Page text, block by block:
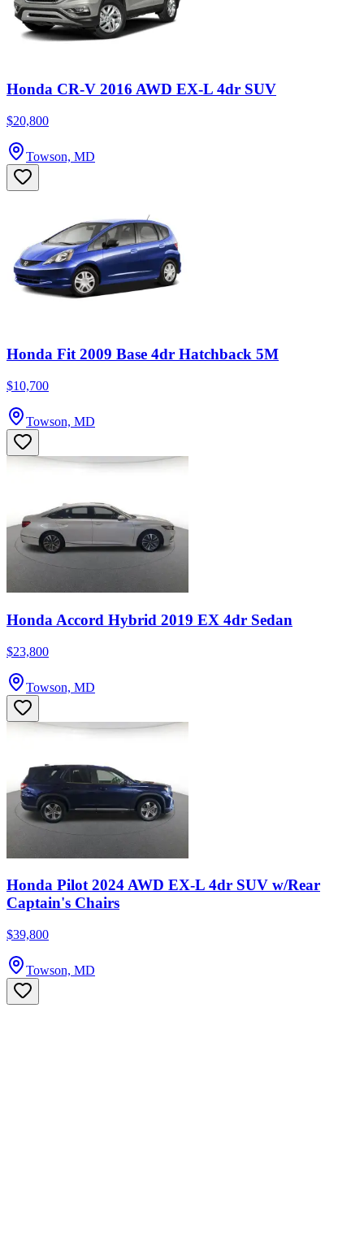
Honda CR-V 2016 AWD EX-L 4dr SUV
$20,800
Towson, MD
Honda Fit 2009 Base 4dr Hatchback 5M
$10,700
Towson, MD
Honda Accord Hybrid 2019 EX 4dr Sedan
$23,800
Towson, MD
Honda Pilot 2024 AWD EX-L 4dr SUV w/Rear
Captain's Chairs
$39,800
Towson, MD